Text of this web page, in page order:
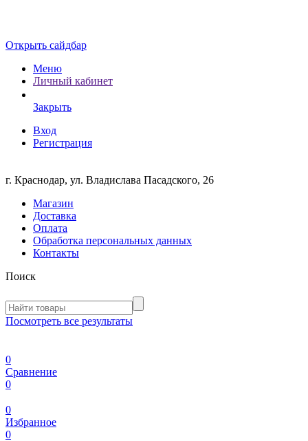
Открыть сайдбар
Меню
Личный кабинет
Закрыть
Вход
Регистрация
г. Краснодар, ул. Владислава Пасадского, 26
Магазин
Доставка
Оплата
Обработка персональных данных
Контакты
Поиск
Посмотреть все результаты
0
Сравнение
0
0
Избранное
0